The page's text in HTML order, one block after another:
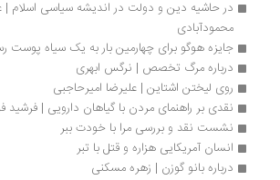
محمودآبادی
جایزه هوگو برای چهارمین بار به یک سیاه پوست رسید
درباره مرگ تخصص | نرگس ابهری
روی لیختن اشتاین | علیرضا امیرحاجبی
نقدی بر راهنمای مردن با گیاهان دارویی | فرشید
نشست نقد و بررسی مرا با خودت ببر
انسان آمریکایی هزاره و قتل با تبر
درباره بانو گوزن | زهره مسکنی